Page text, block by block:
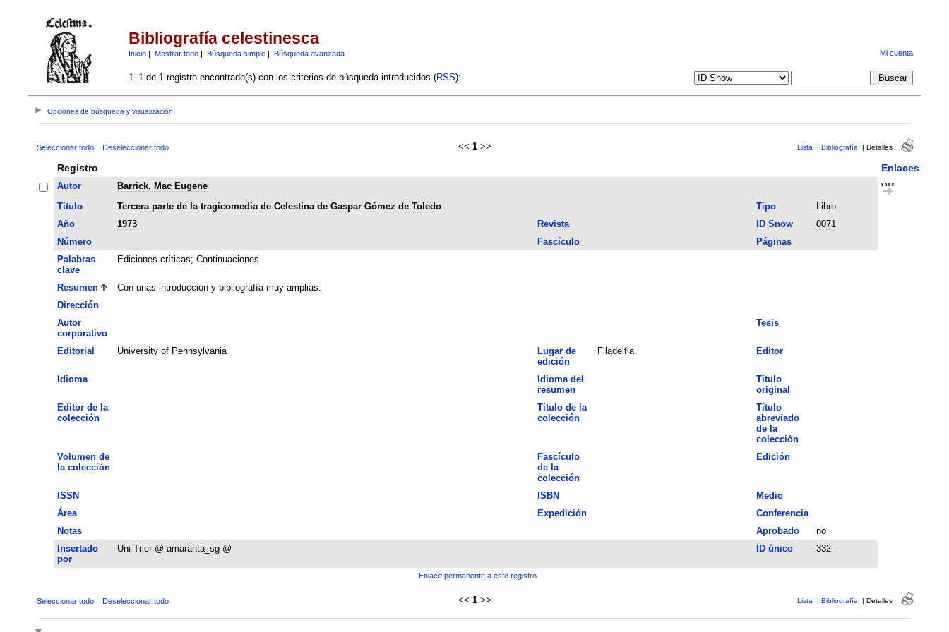
Bibliografía celestinesca
Inicio| Mostrar todo| Búsqueda simple| Búsqueda avanzada Mi cuenta
1–1 de 1 registro encontrado(s) con los criterios de búsqueda introducidos (RSS):
Opciones de búsqueda y visualización
Seleccionar todo Deseleccionar todo << 1 >> Lista | Bibliografía | Detalles
Registro Enlaces
Autor
Barrick, Mac Eugene
Título
Tercera parte de la tragicomedia de Celestina de Gaspar Gómez de Toledo Tipo
Libro
Año
1973 Revista ID Snow
0071
Número
Fascículo
Páginas
Palabras
clave
Ediciones críticas; Continuaciones
Resumen
Con unas introducción y bibliografía muy amplias.
Dirección
Autor
corporativo
Tesis
Editorial University of Pennsylvania
Lugar de
edición
Filadelfia Editor
Idioma
Idioma del
resumen
Título
original
Editor de la
colección
Título de la
colección
Título
abreviado
de la
colección
Volumen de
la colección
Fascículo
de la
colección
Edición
ISSN ISBN
Medio
Área
Expedición
Conferencia
Notas
Aprobado
no
Insertado
por
Uni-Trier @ amaranta_sg @ ID único 332
Enlace permanente a este registro
Seleccionar todo Deseleccionar todo << 1 >> Lista | Bibliografía | Detalles